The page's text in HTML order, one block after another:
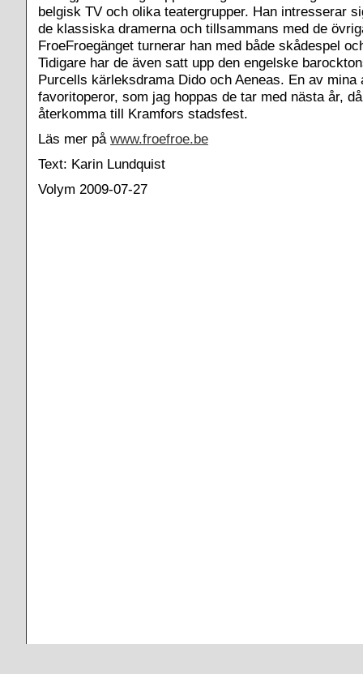
belgisk TV och olika teatergrupper. Han intresserar
de klassiska dramerna och tillsammans med de
FroeFroegänget turnerar han med både skådespel
Tidigare har de även satt upp den engelske
Purcells kärleksdrama Dido och Aeneas. En av mina
favoritoperor, som jag hoppas de tar med nästa år,
återkomma till Kramfors stadsfest.
Läs mer på www.froefroe.be
Text: Karin Lundquist
Volym 2009-07-27